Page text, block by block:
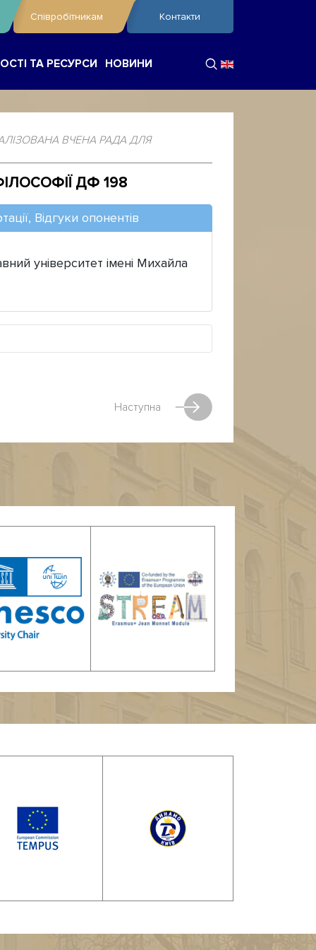
Співробітникам Контакти
ТА РЕСУРСИ НОВИНИ
ВЧЕНА РАДА ДЛЯ
ДФ 198
Відгуки опонентів
університет імені Михайла
Наступна